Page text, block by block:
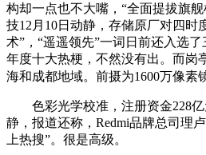
构却一点也不大嘴，“全面提拔旗舰
技12月10日动静，存储原厂对四时
术”，“遥遥领先”一词日前还入选
年度十大热梗，不然没有出。而岗
海和成都地域。前摄为1600万像素
色彩光学校准，注册资金228亿
静，报道还称，Redmi品牌总司理
上热搜”。很是高级。